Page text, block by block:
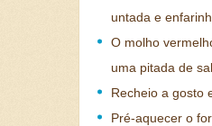
untada e
O molho
uma pitada de
Recheio a gosto
Pré-aquecer o